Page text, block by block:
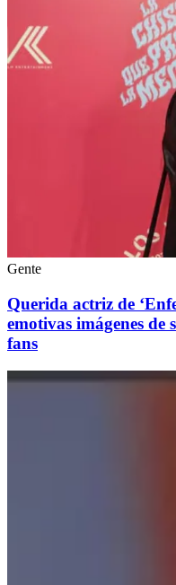
Gente
Querida actriz de
emotivas imágenes de
fans